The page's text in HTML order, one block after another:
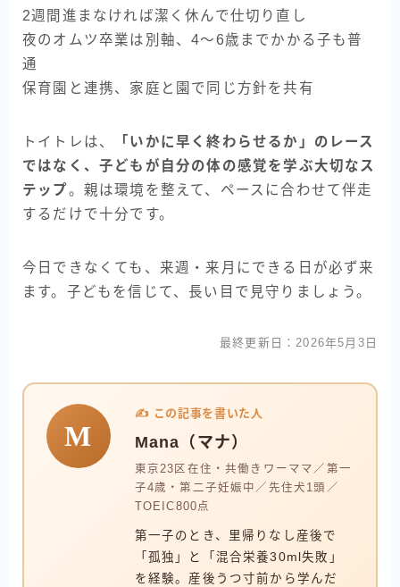
2週間進まなければ潔く休んで仕切り直し
夜のオムツ卒業は別軸、4〜6歳までかかる子も普
通
保育園と連携、家庭と園で同じ方針を共有
トイトレは、
「いかに早く終わらせるか」のレース
ではなく、子どもが自分の体の感覚を学ぶ大切なス
テップ。親は環境を整えて、ペースに合わせて伴走
するだけで十分です。
今日できなくても、来週・来月にできる日が必ず来
ます。子どもを信じて、長い目で見守りましょう。
最終更新日：2026年5月3日
M
✍️ この記事を書いた人
Mana（マナ）
東京23区在住・共働きワーママ／第一
子4歳・第二子妊娠中／先住犬1頭／
TOEIC800点
第一子のとき、里帰りなし産後で
「孤独」と「混合栄養30ml失敗」
を経験。産後うつ寸前から学んだ